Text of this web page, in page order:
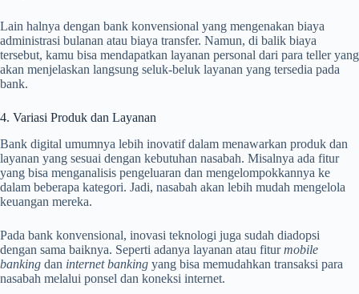
Lain halnya dengan bank konvensional yang mengenakan biaya
administrasi bulanan atau biaya transfer. Namun, di balik biaya
tersebut, kamu bisa mendapatkan layanan personal dari para teller yang
akan menjelaskan langsung seluk-beluk layanan yang tersedia pada
bank.
4. Variasi Produk dan Layanan
Bank digital umumnya lebih inovatif dalam menawarkan produk dan
layanan yang sesuai dengan kebutuhan nasabah. Misalnya ada fitur
yang bisa menganalisis pengeluaran dan mengelompokkannya ke
dalam beberapa kategori. Jadi, nasabah akan lebih mudah mengelola
keuangan mereka.
Pada bank konvensional, inovasi teknologi juga sudah diadopsi
dengan sama baiknya. Seperti adanya layanan atau fiturmobile
banking dan internet banking yang bisa memudahkan transaksi para
nasabah melalui ponsel dan koneksi internet.